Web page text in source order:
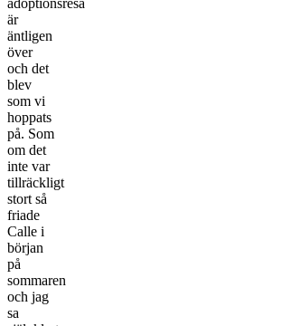
är
äntligen
över
och det
blev
som vi
hoppats
på. Som
om det
inte var
tillräckligt
stort så
friade
Calle i
början
på
sommaren
och jag
sa